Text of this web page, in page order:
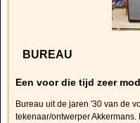
BUREAU
Een voor die tijd zeer
Bureau uit de jaren '30 van de
tekenaar/ontwerper